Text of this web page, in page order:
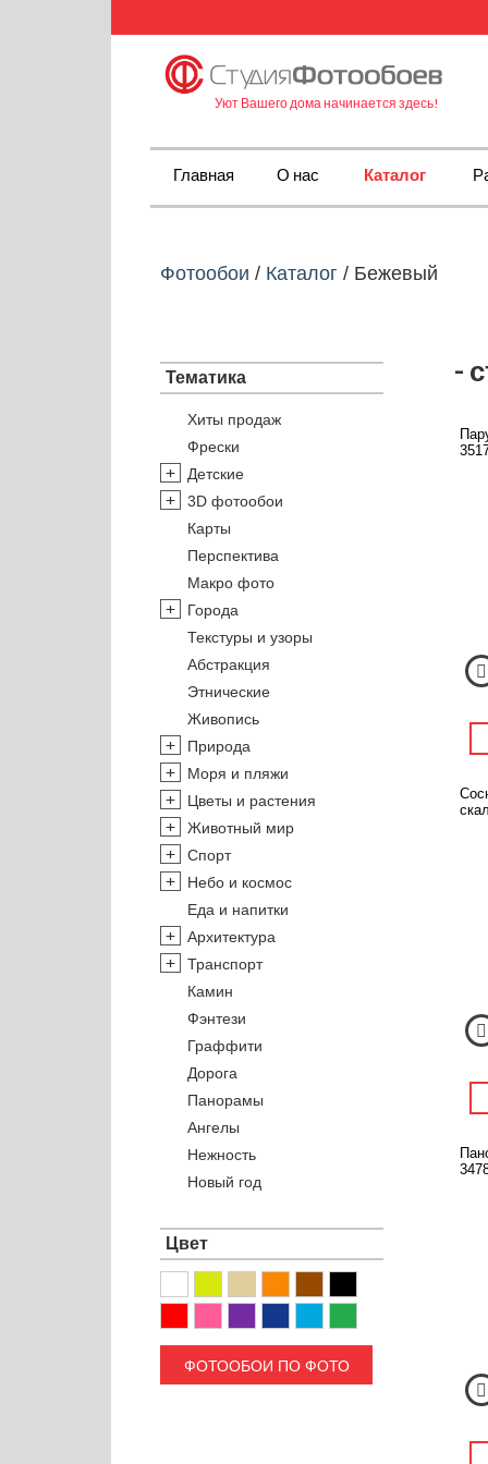
Уют Вашего дома начинается здесь!
Главная О нас Каталог
Фотообои / Каталог / Бежевый
Тематика
Хиты продаж
Фрески
Детские
3D фотообои
Карты
Перспектива
Макро фото
Города
Текстуры и узоры
Абстракция
Этнические
Живопись
Природа
Моря и пляжи
Цветы и растения
Животный мир
Спорт
Небо и космос
Еда и напитки
Архитектура
Транспорт
Камин
Фэнтези
Граффити
Дорога
Панорамы
Ангелы
Нежность
Новый год
Цвет
ФОТООБОИ ПО ФОТО
-